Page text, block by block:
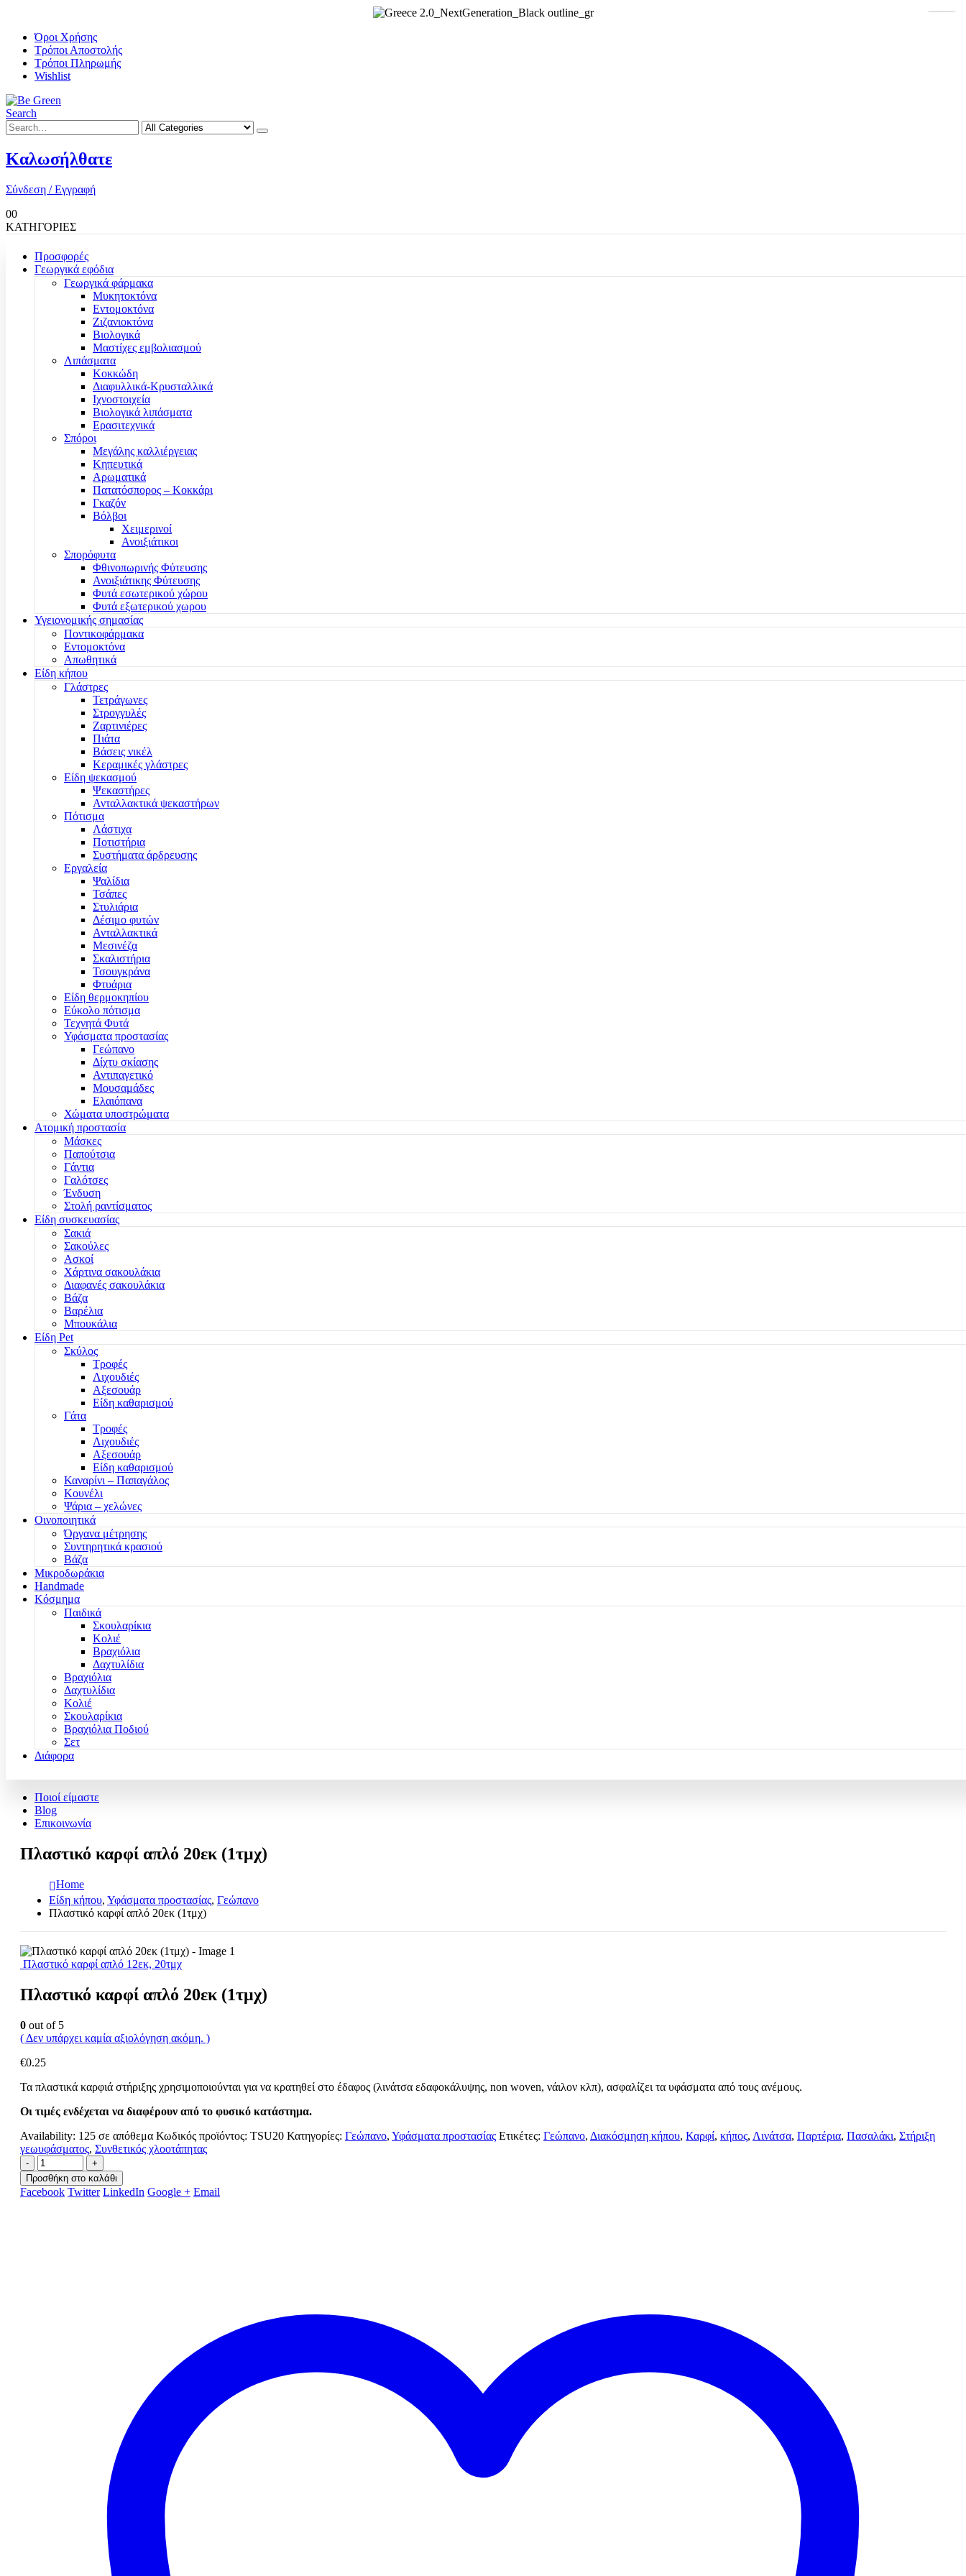
Όροι Χρήσης
Τρόποι Αποστολής
Τρόποι Πληρωμής
Wishlist
Search
Καλωσήλθατε
Σύνδεση / Εγγραφή
00
ΚΑΤΗΓΟΡΙΕΣ
Προσφορές
Γεωργικά εφόδια
Γεωργικά φάρμακα
Μυκητοκτόνα
Εντομοκτόνα
Ζιζανιοκτόνα
Βιολογικά
Μαστίχες εμβολιασμού
Λιπάσματα
Κοκκώδη
Διαφυλλικά-Κρυσταλλικά
Ιχνοστοιχεία
Βιολογικά λιπάσματα
Ερασιτεχνικά
Σπόροι
Μεγάλης καλλιέργειας
Κηπευτικά
Αρωματικά
Πατατόσπορος – Κοκκάρι
Γκαζόν
Βόλβοι
Χειμερινοί
Ανοιξιάτικοι
Σπορόφυτα
Φθινοπωρινής Φύτευσης
Ανοιξιάτικης Φύτευσης
Φυτά εσωτερικού χώρου
Φυτά εξωτερικού χωρου
Υγειονομικής σημασίας
Ποντικοφάρμακα
Εντομοκτόνα
Απωθητικά
Είδη κήπου
Γλάστρες
Τετράγωνες
Στρογγυλές
Ζαρτινιέρες
Πιάτα
Βάσεις νικέλ
Κεραμικές γλάστρες
Είδη ψεκασμού
Ψεκαστήρες
Ανταλλακτικά ψεκαστήρων
Πότισμα
Λάστιχα
Ποτιστήρια
Συστήματα άρδρευσης
Εργαλεία
Ψαλίδια
Τσάπες
Στυλιάρια
Δέσιμο φυτών
Ανταλλακτικά
Μεσινέζα
Σκαλιστήρια
Τσουγκράνα
Φτυάρια
Είδη θερμοκηπίου
Εύκολο πότισμα
Τεχνητά Φυτά
Υφάσματα προστασίας
Γεώπανο
Δίχτυ σκίασης
Αντιπαγετικό
Μουσαμάδες
Ελαιόπανα
Χώματα υποστρώματα
Ατομική προστασία
Μάσκες
Παπούτσια
Γάντια
Γαλότσες
Ένδυση
Στολή ραντίσματος
Είδη συσκευασίας
Σακιά
Σακούλες
Ασκοί
Χάρτινα σακουλάκια
Διαφανές σακουλάκια
Βάζα
Βαρέλια
Μπουκάλια
Είδη Pet
Σκύλος
Τροφές
Λιχουδιές
Αξεσουάρ
Είδη καθαρισμού
Γάτα
Τροφές
Λιχουδιές
Αξεσουάρ
Είδη καθαρισμού
Καναρίνι – Παπαγάλος
Κουνέλι
Ψάρια – χελώνες
Οινοποιητικά
Όργανα μέτρησης
Συντηρητικά κρασιού
Βάζα
Μικροδωράκια
Handmade
Κόσμημα
Παιδικά
Σκουλαρίκια
Κολιέ
Βραχιόλια
Δαχτυλίδια
Βραχιόλια
Δαχτυλίδια
Κολιέ
Σκουλαρίκια
Βραχιόλια Ποδιού
Σετ
Διάφορα
Ποιοί είμαστε
Blog
Επικοινωνία
Πλαστικό καρφί απλό 20εκ (1τμχ)
Home
Είδη κήπου, Υφάσματα προστασίας, Γεώπανο
Πλαστικό καρφί απλό 20εκ (1τμχ)
Πλαστικό καρφί απλό 12εκ, 20τμχ
Πλαστικό καρφί απλό 20εκ (1τμχ)
0 out of 5
( Δεν υπάρχει καμία αξιολόγηση ακόμη. )
€0.25
Τα πλαστικά καρφιά στήριξης χρησιμοποιούνται για να κρατηθεί στο έδαφος (λινάτσα εδαφοκάλυψης, non woven, νάιλον κλπ), ασφαλίζει τα υφάσματα από τους ανέμους.
Οι τιμές ενδέχεται να διαφέρουν από το φυσικό κατάστημα.
Availability: 125 σε απόθεμα Κωδικός προϊόντος: TSU20 Κατηγορίες: Γεώπανο, Υφάσματα προστασίας Ετικέτες: Γεώπανο, Διακόσμηση κήπου, Καρφί, κήπος, Λινάτσα, Παρτέρια, Πασαλάκι, Στήριξη
γεωυφάσματος, Συνθετικός χλοοτάπητας
-
+
Προσθήκη στο καλάθι
Facebook Twitter LinkedIn Google + Email